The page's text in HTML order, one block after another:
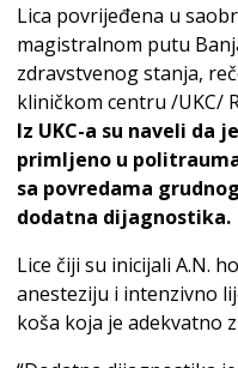
Lica povrijeđena u
magistralnom putu
zdravstvenog stanja,
kliničkom centru /UKC/
Iz UKC-a su naveli da
primljeno u
sa povredama
dodatna dijagnostika.
Lice čiji su inicijali A.N.
anesteziju i intenzivno
koša koja je adekvatno